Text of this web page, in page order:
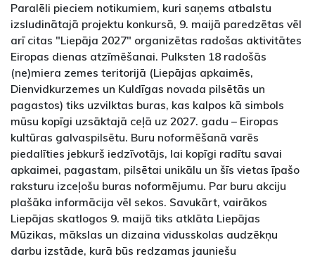
Paralēli pieciem notikumiem, kuri saņems atbalstu
izsludinātajā projektu konkursā, 9. maijā paredzētas vēl
arī citas "Liepāja 2027" organizētas radošas aktivitātes
Eiropas dienas atzīmēšanai. Pulksten 18 radošās
(ne)miera zemes teritorijā (Liepājas apkaimēs,
Dienvidkurzemes un Kuldīgas novada pilsētās un
pagastos) tiks uzvilktas buras, kas kalpos kā simbols
mūsu kopīgi uzsāktajā ceļā uz 2027. gadu – Eiropas
kultūras galvaspilsētu. Buru noformēšanā varēs
piedalīties jebkurš iedzīvotājs, lai kopīgi radītu savai
apkaimei, pagastam, pilsētai unikālu un šīs vietas īpašo
raksturu izceļošu buras noformējumu. Par buru akciju
plašāka informācija vēl sekos. Savukārt, vairākos
Liepājas skatlogos 9. maijā tiks atklāta Liepājas
Mūzikas, mākslas un dizaina vidusskolas audzēkņu
darbu izstāde, kurā būs redzamas jauniešu